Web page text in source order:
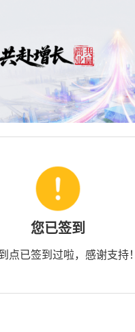
您已签到
点已签到过啦，感谢支持！